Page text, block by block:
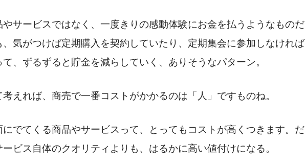
やサービスではなく、一度きりの感動体験にお金を払うようなものだ
、気がつけば定期購入を契約していたり、定期集会に参加しなければ
、ずるずると貯金を減らしていく、ありそうなパターン。
えれば、商売で一番コストがかかるのは「人」ですものね。
にでてくる商品やサービスって、とってもコストが高くつきます。だ
ビス自体のクオリティよりも、はるかに高い値付けになる。